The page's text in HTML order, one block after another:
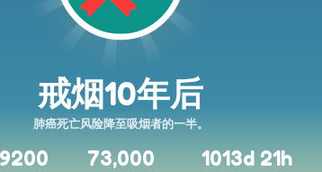
戒烟10年后
肺癌死亡风险降至吸烟者的一半。
73,000 1013d 21h